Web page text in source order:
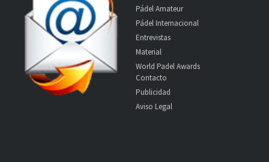
Pádel Amateur
Pádel Internacional
Entrevistas
Material
World Padel Awards
Contacto
Publicidad
Aviso Legal